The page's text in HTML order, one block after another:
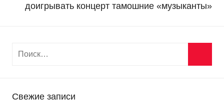
доигрывать концерт тамошние «музыканты»
Свежие записи